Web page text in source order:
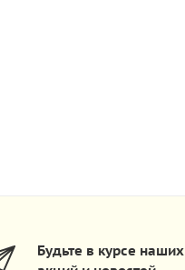
Будьте в курсе наших